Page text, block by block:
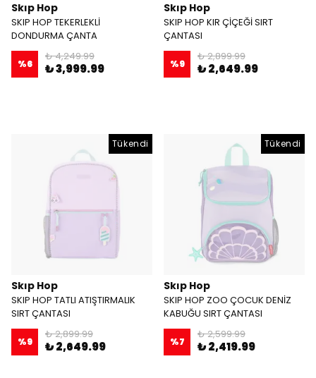
Skıp Hop
SKIP HOP TEKERLEKLİ
DONDURMA ÇANTA
%6
₺ 4,249.99
₺ 3,999.99
Skıp Hop
SKIP HOP KIR ÇİÇEĞİ SIRT
ÇANTASI
%9
₺ 2,899.99
₺ 2,649.99
Tükendi
Skıp Hop
SKIP HOP TATLI ATIŞTIRMALIK
SIRT ÇANTASI
%9
₺ 2,899.99
₺ 2,649.99
Tükendi
Skıp Hop
SKIP HOP ZOO ÇOCUK DENİZ
KABUĞU SIRT ÇANTASI
%7
₺ 2,599.99
₺ 2,419.99